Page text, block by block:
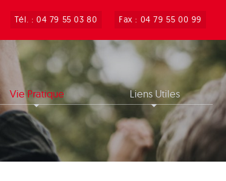
Tél. : 04 79 55 03 80 Fax : 04 79 55 00 99
Vie Pratique Liens Utiles